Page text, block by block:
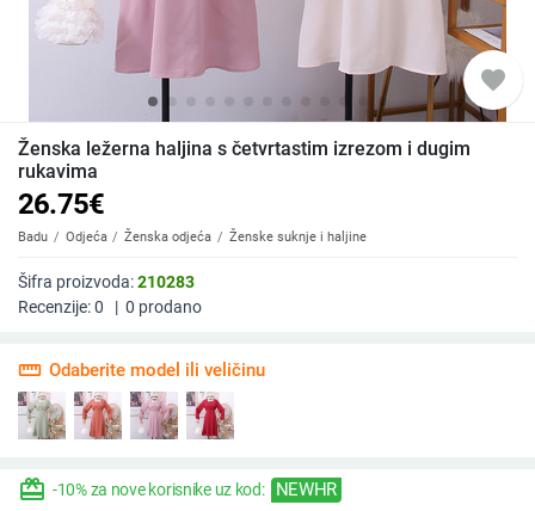
favorite
Ženska ležerna haljina s četvrtastim izrezom i dugim
rukavima
26.75€
Badu Odjeća Ženska odjeća Ženske suknje i haljine
Šifra proizvoda:210283
Recenzije:0 | 0 prodano
straighten Odaberite model ili veličinu
redeem -10% za nove korisnike uz kod: NEWHR